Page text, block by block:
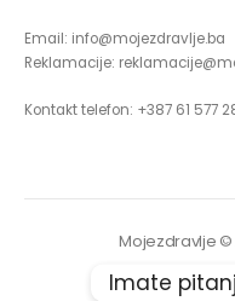
Email: info@mojezdravlje.ba
Reklamacije:
Kontakt telefon: +387 61 577
Mojezdravlje ©
Imate